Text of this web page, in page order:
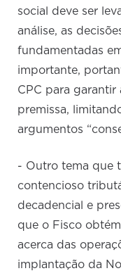
social deve ser
análise, as
fundamentadas
importante,
CPC para garantir
premissa,
argumentos
- Outro tema que
contencioso
decadencial e
que o Fisco
acerca das
implantação da